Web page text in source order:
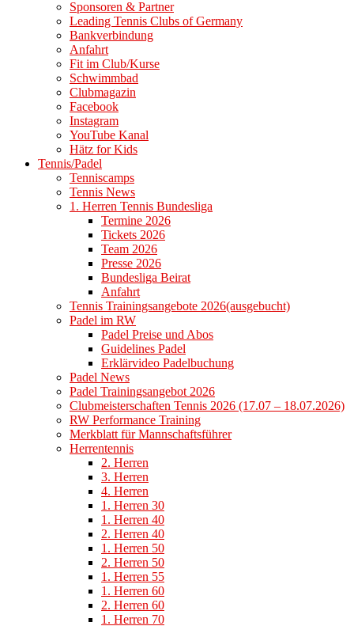
Sponsoren & Partner
Leading Tennis Clubs of Germany
Bankverbindung
Anfahrt
Fit im Club/Kurse
Schwimmbad
Clubmagazin
Facebook
Instagram
YouTube Kanal
Hätz for Kids
Tennis/Padel
Tenniscamps
Tennis News
1. Herren Tennis Bundesliga
Termine 2026
Tickets 2026
Team 2026
Presse 2026
Bundesliga Beirat
Anfahrt
Tennis Trainingsangebote 2026(ausgebucht)
Padel im RW
Padel Preise und Abos
Guidelines Padel
Erklärvideo Padelbuchung
Padel News
Padel Trainingsangebot 2026
Clubmeisterschaften Tennis 2026 (17.07 – 18.07.2026)
RW Performance Training
Merkblatt für Mannschaftsführer
Herrentennis
2. Herren
3. Herren
4. Herren
1. Herren 30
1. Herren 40
2. Herren 40
1. Herren 50
2. Herren 50
1. Herren 55
1. Herren 60
2. Herren 60
1. Herren 70